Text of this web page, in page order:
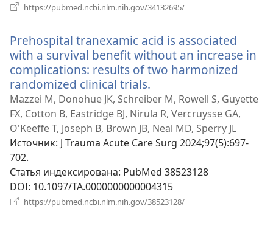
https://pubmed.ncbi.nlm.nih.gov/34132695/
окне)
Prehospital tranexamic acid is associated
with a survival benefit without an increase in
complications: results of two harmonized
randomized clinical trials.
в
новом
окне)
Mazzei M, Donohue JK, Schreiber M, Rowell S, Guyette
FX, Cotton B, Eastridge BJ, Nirula R, Vercruysse GA,
O'Keeffe T, Joseph B, Brown JB, Neal MD, Sperry JL
Источник‎: J Trauma Acute Care Surg 2024;97(5):697-
702.
Статья индексирована‎: PubMed 38523128
DOI‎: 10.1097/TA.0000000000004315
https://pubmed.ncbi.nlm.nih.gov/38523128/